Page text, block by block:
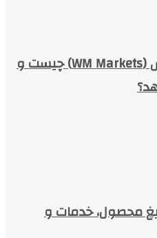
بروکر دبلیو ام مارکتس (WM Markets) چیست و
محصول، خدمات و